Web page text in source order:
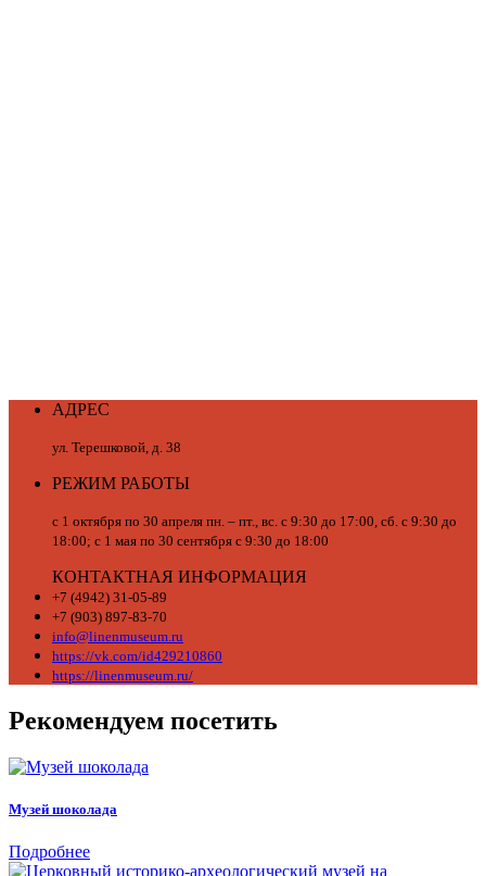
АДРЕС
ул. Терешковой, д. 38
РЕЖИМ РАБОТЫ
с 1 октября по 30 апреля пн. – пт., вс. с 9:30 до 17:00, сб. с 9:30 до
18:00; с 1 мая по 30 сентября с 9:30 до 18:00
КОНТАКТНАЯ ИНФОРМАЦИЯ
+7 (4942) 31-05-89
+7 (903) 897-83-70
info@linenmuseum.ru
https://vk.com/id429210860
https://linenmuseum.ru/
Рекомендуем посетить
Музей шоколада
Подробнее